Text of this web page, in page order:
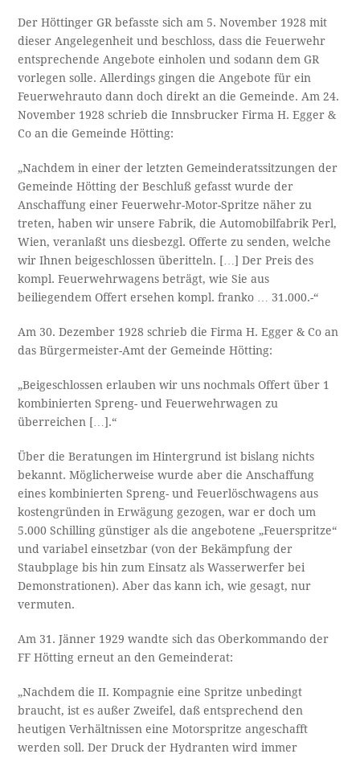
Der Höttinger GR befasste sich am 5. November 1928 mit
dieser Angelegenheit und beschloss, dass die Feuerwehr
entsprechende Angebote einholen und sodann dem GR
vorlegen solle. Allerdings gingen die Angebote für ein
Feuerwehrauto dann doch direkt an die Gemeinde. Am 24.
November 1928 schrieb die Innsbrucker Firma H. Egger &
Co an die Gemeinde Hötting:
„Nachdem in einer der letzten Gemeinderatssitzungen der
Gemeinde Hötting der Beschluß gefasst wurde der
Anschaffung einer Feuerwehr-Motor-Spritze näher zu
treten, haben wir unsere Fabrik, die Automobilfabrik Perl,
Wien, veranlaßt uns diesbezgl. Offerte zu senden, welche
wir Ihnen beigeschlossen überitteln. […] Der Preis des
kompl. Feuerwehrwagens beträgt, wie Sie aus
beiliegendem Offert ersehen kompl. franko … 31.000.-“
Am 30. Dezember 1928 schrieb die Firma H. Egger & Co an
das Bürgermeister-Amt der Gemeinde Hötting:
„Beigeschlossen erlauben wir uns nochmals Offert über 1
kombinierten Spreng- und Feuerwehrwagen zu
überreichen […].“
Über die Beratungen im Hintergrund ist bislang nichts
bekannt. Möglicherweise wurde aber die Anschaffung
eines kombinierten Spreng- und Feuerlöschwagens aus
kostengründen in Erwägung gezogen, war er doch um
5.000 Schilling günstiger als die angebotene „Feuerspritze“
und variabel einsetzbar (von der Bekämpfung der
Staubplage bis hin zum Einsatz als Wasserwerfer bei
Demonstrationen). Aber das kann ich, wie gesagt, nur
vermuten.
Am 31. Jänner 1929 wandte sich das Oberkommando der
FF Hötting erneut an den Gemeinderat:
„Nachdem die II. Kompagnie eine Spritze unbedingt
braucht, ist es außer Zweifel, daß entsprechend den
heutigen Verhältnissen eine Motorspritze angeschafft
werden soll. Der Druck der Hydranten wird immer